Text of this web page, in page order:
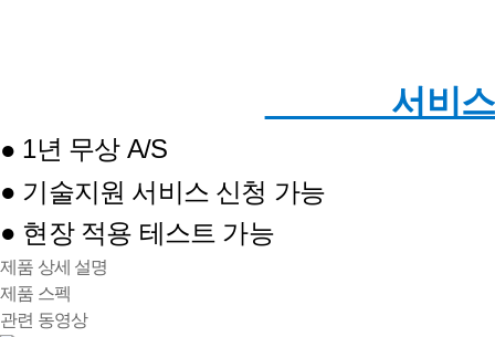
서비스
● 1년 무상 A/S
● 기술지원 서비스 신청 가능
● 현장 적용 테스트 가능
제품 상세 설명
제품 스펙
관련 동영상